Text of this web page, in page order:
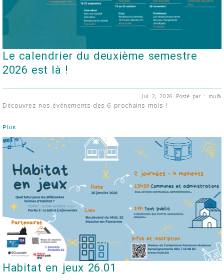
Le calendrier du deuxième semestre
2026 est là !
Jul 2, 2026 Posté par : mufa
Découvrez nos événements des 6 prochains mois !
Plus
Habitat en jeux 26.01